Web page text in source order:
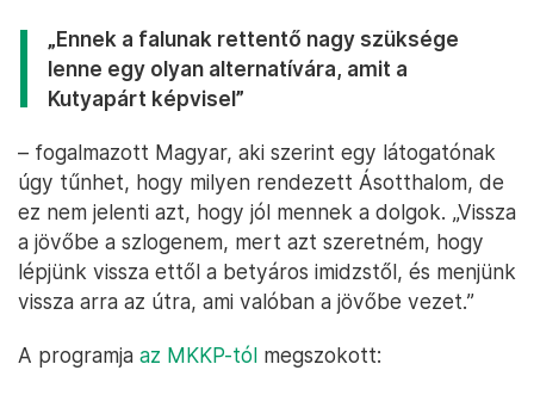
„Ennek a falunak rettentő nagy szüksége
lenne egy olyan alternatívára, amit a
Kutyapárt képvisel”
– fogalmazott Magyar, aki szerint egy látogatónak
úgy tűnhet, hogy milyen rendezett Ásotthalom, de
ez nem jelenti azt, hogy jól mennek a dolgok. „Vissza
a jövőbe a szlogenem, mert azt szeretném, hogy
lépjünk vissza ettől a betyáros imidzstől, és menjünk
vissza arra az útra, ami valóban a jövőbe vezet.”
A programja az MKKP-tól megszokott: